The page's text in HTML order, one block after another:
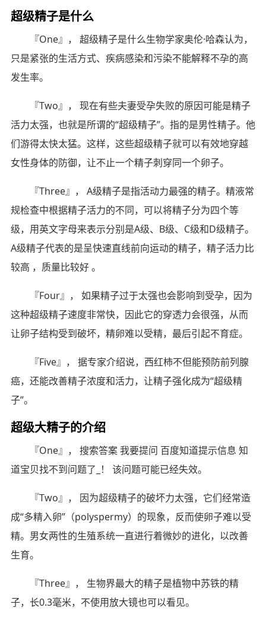
超级精子是什么
『One』， 超级精子是什么生物学家奥伦·哈森认为，
只是紧张的生活方式、疾病感染和污染不能解释不孕的高
发生率。
『Two』， 现在有些夫妻受孕失败的原因可能是精子
活力太强，也就是所谓的“超级精子”。指的是男性精子。他
们游得太快太猛。这样，这些超级精子就可以有效地穿越
女性身体的防御，让不止一个精子刺穿同一个卵子。
『Three』， A级精子是指活动力最强的精子。精液常
规检查中根据精子活力的不同，可以将精子分为四个等
级，用英文字母来表示分别是A级、B级、C级和D级精子。
A级精子代表的是呈快速直线前向运动的精子，精子活力比
较高 ，质量比较好 。
『Four』， 如果精子过于太强也会影响到受孕，因为
这种超级精子速度非常快，因此它的穿透力会很强，从而
让卵子结构受到破坏，精卵难以受精，最后引起不育症。
『Five』， 据专家介绍说，西红柿不但能预防前列腺
癌，还能改善精子浓度和活力，让精子强化成为“超级精
子”。
超级大精子的介绍
『One』， 搜索答案 我要提问 百度知道提示信息 知
道宝贝找不到问题了_！ 该问题可能已经失效。
『Two』， 因为超级精子的破坏力太强，它们经常造
成“多精入卵”（polyspermy）的现象，反而使卵子难以受
精。男女两性的生殖系统一直进行着微妙的进化，以改善
生育。
『Three』， 生物界最大的精子是植物中苏铁的精
子，长0.3毫米，不使用放大镜也可以看见。